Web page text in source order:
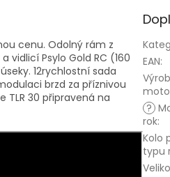
cenu. Odolný rám z
vidlicí Psylo Gold RC (160
12rychlostní sada
brzd za příznivou
TLR 30 připravená na
EAN:
?
rok:
Kolo
typu